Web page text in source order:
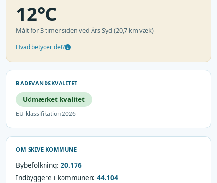
12°C
Målt for 3 timer siden ved Års Syd (20,7 km væk)
Hvad betyder det?
BADEVANDSKVALITET
Udmærket kvalitet
EU-klassifikation 2026
OM SKIVE KOMMUNE
Bybefolkning: 20.176
Indbyggere i kommunen: 44.104